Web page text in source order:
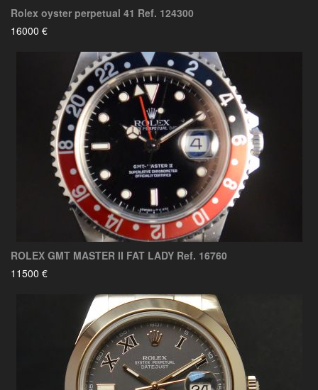
Rolex oyster perpetual 41 Ref. 124300
16000 €
ROLEX GMT MASTER II FAT LADY Ref. 16760
11500 €